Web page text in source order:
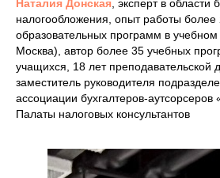
Наталия Донская , эксперт в области
налогообложения, опыт работы более
образовательных программ в учебном
Москва), автор более 35 учебных
учащихся, 18 лет преподавательской
заместитель руководителя
ассоциации бухгалтеров-
Палаты налоговых консультантов